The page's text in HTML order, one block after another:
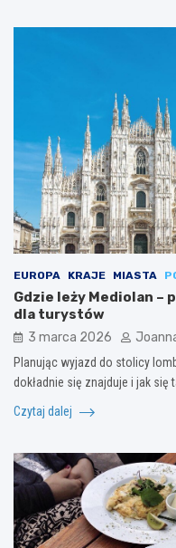
EUROPA KRAJE MIASTA
Gdzie leży Mediolan –
dla turystów
3 marca 2026
Planując wyjazd do stolicy
dokładnie się znajduje i jak się
Czytaj dalej